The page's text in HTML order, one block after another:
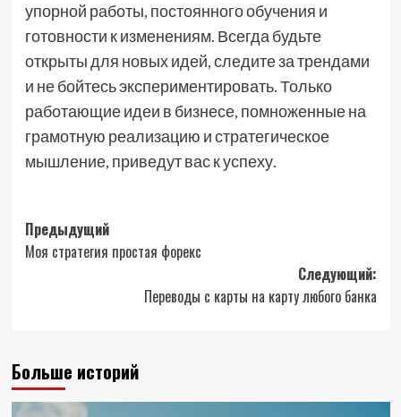
упорной работы, постоянного обучения и
готовности к изменениям. Всегда будьте
открыты для новых идей, следите за трендами
и не бойтесь экспериментировать. Только
работающие идеи в бизнесе, помноженные на
грамотную реализацию и стратегическое
мышление, приведут вас к успеху.
Навигация
записи
Предыдущий
Моя стратегия простая форекс
Следующий:
Переводы с карты на карту любого банка
Больше историй